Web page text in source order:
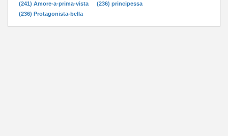
(241) Amore-a-prima-vista
(236) principessa
(236) Protagonista-bella